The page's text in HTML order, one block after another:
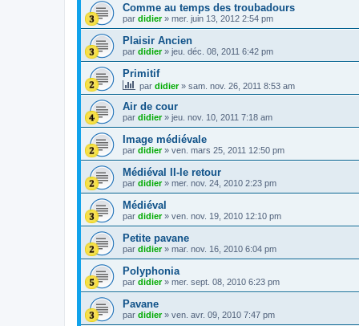
Comme au temps des troubadours
par didier» mer. juin 13, 2012 2:54 pm
Plaisir Ancien
par didier» jeu. déc. 08, 2011 6:42 pm
Primitif
par didier» sam. nov. 26, 2011 8:53 am
Air de cour
par didier» jeu. nov. 10, 2011 7:18 am
Image médiévale
par didier» ven. mars 25, 2011 12:50 pm
Médiéval II-le retour
par didier» mer. nov. 24, 2010 2:23 pm
Médiéval
par didier» ven. nov. 19, 2010 12:10 pm
Petite pavane
par didier» mar. nov. 16, 2010 6:04 pm
Polyphonia
par didier» mer. sept. 08, 2010 6:23 pm
Pavane
par didier» ven. avr. 09, 2010 7:47 pm